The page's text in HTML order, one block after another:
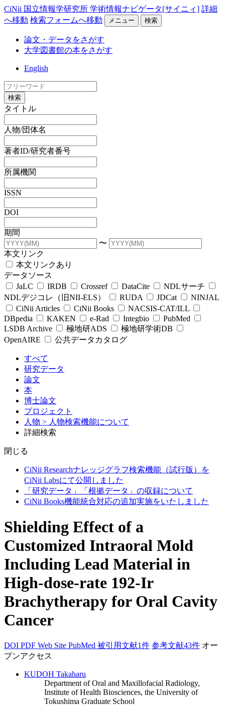
CiNii 国立情報学研究所 学術情報ナビゲータ[サイニィ] 詳細
へ移動 検索フォームへ移動 メニュー 検索
論文・データをさがす
大学図書館の本をさがす
English
検索
タイトル
人物/団体名
著者ID/研究者番号
所属機関
ISSN
DOI
期間
〜
本文リンク
本文リンクあり
データソース
JaLC
IRDB Crossref DataCite
NDLサーチ
NDLデジコレ（旧NII-ELS）
RUDA JDCat
NINJAL
CiNii Articles
CiNii Books
NACSIS-CAT/ILL
DBpedia
KAKEN e-Rad Integbio
PubMed
LSDB Archive
極地研ADS
極地研学術DB
OpenAIRE
公共データカタログ
すべて
研究データ
論文
本
博士論文
プロジェクト
人物 > 人物検索機能について
詳細検索
閉じる
CiNii Researchナレッジグラフ検索機能（試行版）を
CiNii Labsにて公開しました
「研究データ」「根拠データ」の収録について
CiNii Books機能統合対応の追加実施をいたしました
Shielding Effect of a
Customized Intraoral Mold
Including Lead Material in
High-dose-rate 192-Ir
Brachytherapy for Oral Cavity
Cancer
DOI PDF Web Site PubMed 被引用文献1件 参考文献43件 オー
プンアクセス
KUDOH Takaharu
Department of Oral and Maxillofacial Radiology,
Institute of Health Biosciences, the University of
Tokushima Graduate School